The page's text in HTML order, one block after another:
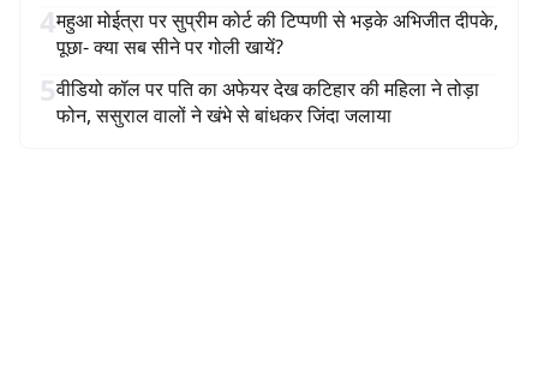
4महुआ मोईत्रा पर सुप्रीम कोर्ट की टिप्पणी से भड़के अभिजीत दीपके,
पूछा- क्या सब सीने पर गोली खायें?
5वीडियो कॉल पर पति का अफेयर देख कटिहार की महिला ने तोड़ा
फोन, ससुराल वालों ने खंभे से बांधकर जिंदा जलाया